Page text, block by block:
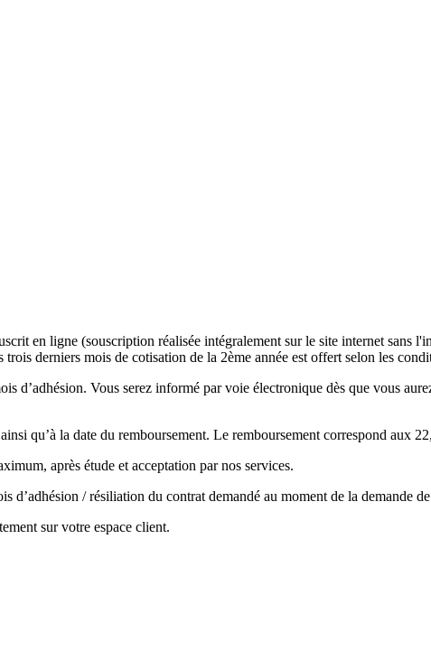
en ligne (souscription réalisée intégralement sur le site internet sans
derniers mois de cotisation de la 2ème année est offert selon les
d’adhésion. Vous serez informé par voie électronique dès que vous
qu’à la date du remboursement. Le remboursement correspond aux
après étude et acceptation par nos services.
/ résiliation du contrat demandé au moment de la demande
sur votre espace client.